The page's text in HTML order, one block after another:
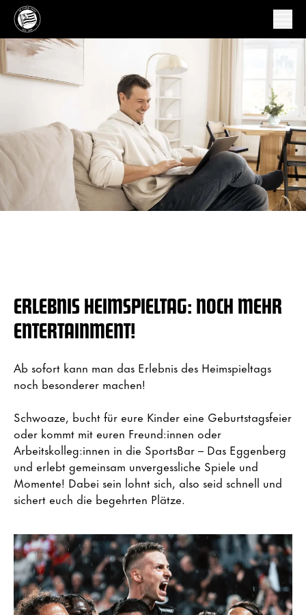
ERLEBNIS HEIMSPIELTAG: NOCH MEHR
ENTERTAINMENT!
Ab sofort kann man das Erlebnis des Heimspieltags
noch besonderer machen!
Schwoaze, bucht für eure Kinder eine Geburtstagsfeier
oder kommt mit euren Freund:innen oder
Arbeitskolleg:innen in die SportsBar – Das Eggenberg
und erlebt gemeinsam unvergessliche Spiele und
Momente! Dabei sein lohnt sich, also seid schnell und
sichert euch die begehrten Plätze.